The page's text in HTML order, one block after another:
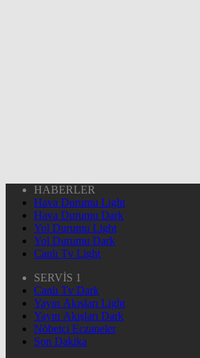
HABERLER
Hava Durumu Light
Hava Durumu Dark
Yol Durumu Light
Yol Durumu Dark
Canlı Tv Light
SERVİS 1
Canlı Tv Dark
Yayın Akışları Light
Yayın Akışları Dark
Nöbetçi Eczaneler
Son Dakika